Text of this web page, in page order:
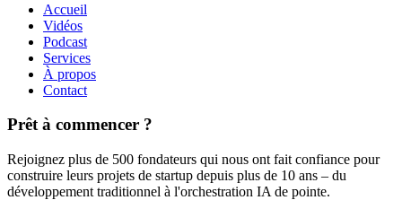
Accueil
Vidéos
Podcast
Services
À propos
Contact
Prêt à commencer ?
Rejoignez plus de 500 fondateurs qui nous ont fait confiance pour
construire leurs projets de startup depuis plus de 10 ans – du
développement traditionnel à l'orchestration IA de pointe.